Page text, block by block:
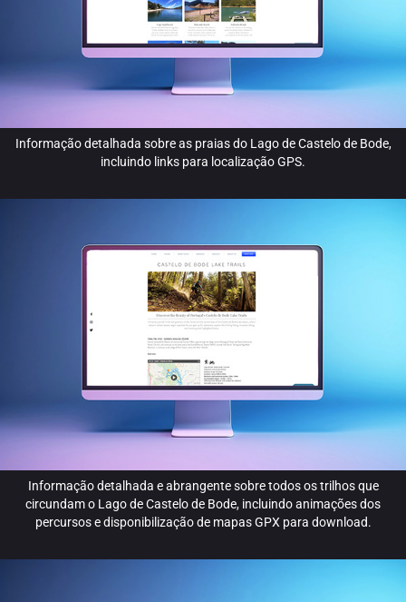
Informação detalhada sobre as praias do Lago de Castelo de Bode,
incluindo links para localização GPS.
Informação detalhada e abrangente sobre todos os trilhos que
circundam o Lago de Castelo de Bode, incluindo animações dos
percursos e disponibilização de mapas GPX para download.